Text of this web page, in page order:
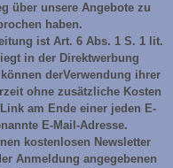
über unsere Angebote zu
haben.
ist Art. 6 Abs. 1 S. 1 lit.
in der Direktwerbung
derVerwendung ihrer
ohne zusätzliche Kosten
am Ende einer jeden E-
E-Mail-Adresse.
kostenlosen Newsletter
Anmeldung angegebenen